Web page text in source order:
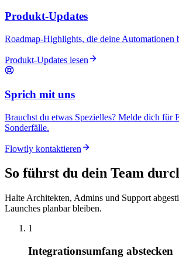
Produkt-Updates
Roadmap-Highlights, die deine Automationen
Produkt-Updates lesen
Sprich mit uns
Brauchst du etwas Spezielles? Melde dich für
Sonderfälle.
Flowtly kontaktieren
So führst du dein Team
Halte Architekten, Admins und Support
Launches planbar bleiben.
1
Integrationsumfang abstecken